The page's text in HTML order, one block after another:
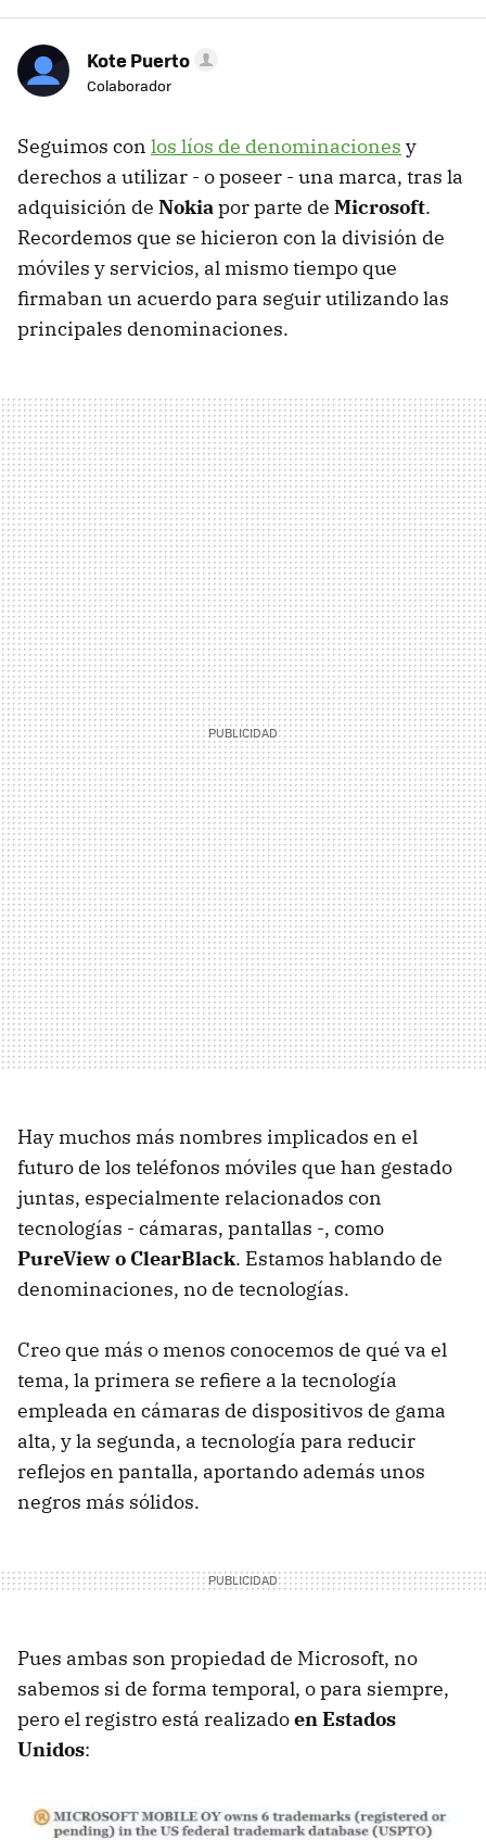
Kote Puerto
Colaborador
Seguimos con los líos de denominaciones y
derechos a utilizar - o poseer - una marca, tras la
adquisición de Nokiapor parte de Microsoft.
Recordemos que se hicieron con la división de
móviles y servicios, al mismo tiempo que
firmaban un acuerdo para seguir utilizando las
principales denominaciones.
Hay muchos más nombres implicados en el
futuro de los teléfonos móviles que han gestado
juntas, especialmente relacionados con
tecnologías - cámaras, pantallas -, como
PureView o ClearBlack. Estamos hablando de
denominaciones, no de tecnologías.
Creo que más o menos conocemos de qué va el
tema, la primera se refiere a la tecnología
empleada en cámaras de dispositivos de gama
alta, y la segunda, a tecnología para reducir
reflejos en pantalla, aportando además unos
negros más sólidos.
Pues ambas son propiedad de Microsoft, no
sabemos si de forma temporal, o para siempre,
pero el registro está realizadoen Estados
Unidos: